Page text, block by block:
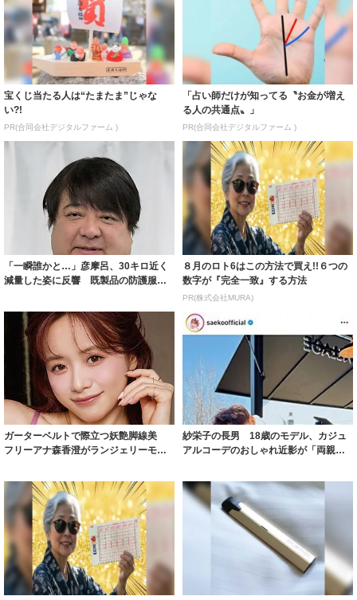
宝くじ当たる人は“たまたま”じゃな
い?!
PR(合同会社デジタルファーム )
「占い師だけが知ってる〝お金が増え
る人の共通点〟」
PR(合同会社デジタルファーム )
「一瞬誰かと…」彦摩呂、30キロ近く
減量した姿に反響 既製品の防護服が
８月のロト6はこの方法で買え!!６つの
数字が『完全一致』する方法
PR(株式会社MURA)
ガーターベルトで際立つ妖艶脚線美
フリーアナ森香澄がランジェリーモデ
紗栄子の長男 18歳のモデル、カジュ
アルコーデのおしゃれ近影が「両親の